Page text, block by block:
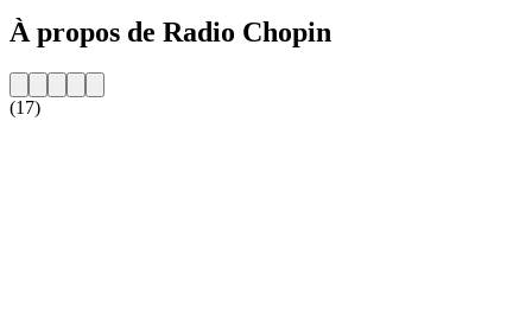
À propos de Radio Chopin
(17)